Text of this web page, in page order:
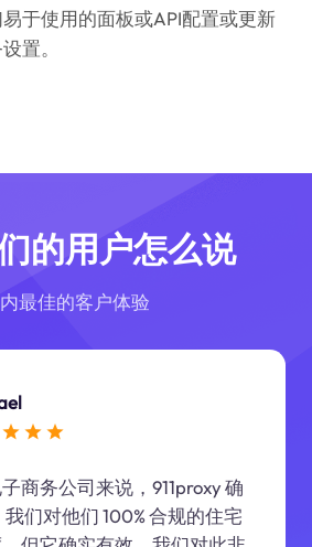
于使用的面板或API配置或更新
置。
的用户怎么说
最佳的客户体验
商务公司来说，911proxy 确
们对他们 100% 合规的住宅